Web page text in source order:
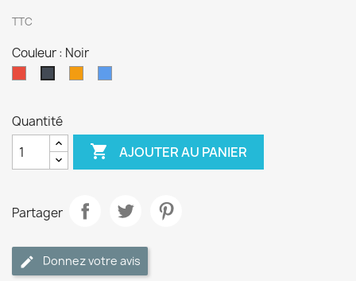
TTC
Couleur : Noir
Quantité
 AJOUTER AU PANIER
Partager
Donnez votre avis